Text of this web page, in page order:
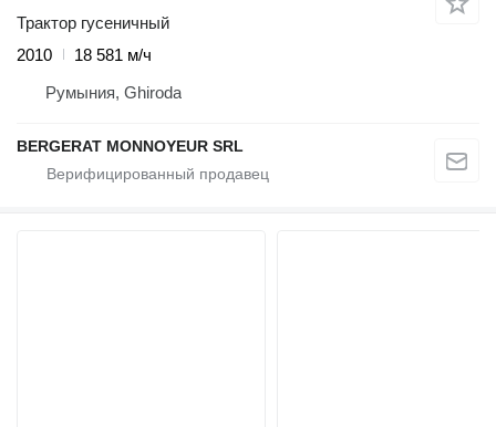
Трактор гусеничный
2010
18 581 м/ч
Румыния, Ghiroda
BERGERAT MONNOYEUR SRL